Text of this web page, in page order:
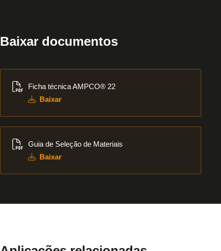
Baixar documentos
Ficha técnica AMPCO® 22
Baixar
Guia de Seleção de Materiais
Baixar